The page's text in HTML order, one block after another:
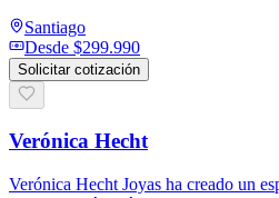
Santiago
Desde $299.990
Solicitar cotización
Verónica Hecht
Verónica Hecht Joyas ha creado un